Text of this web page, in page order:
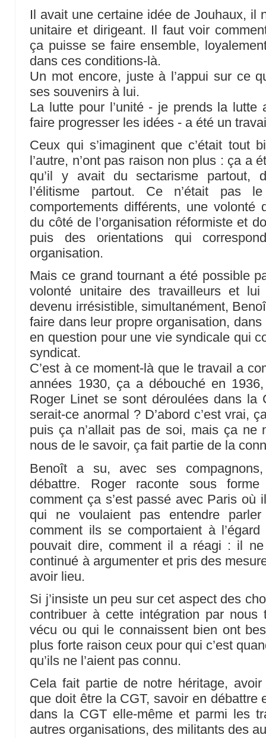
Il avait une certaine idée de Jouhaux, il
unitaire et dirigeant. Il faut voir
ça puisse se faire ensemble,
dans ces conditions-là.
Un mot encore, juste à l’appui sur ce
ses souvenirs à lui.
La lutte pour l’unité - je prends la lutte
faire progresser les idées - a été un
Ceux qui s’imaginent que c’était tout
l’autre, n’ont pas raison non plus : ça a
qu’il y avait du sectarisme partout,
l’élitisme partout. Ce n’était pas
comportements différents, une volonté
du côté de l’organisation réformiste et
puis des orientations qui
organisation.
Mais ce grand tournant a été possible
volonté unitaire des travailleurs et
devenu irrésistible, simultanément,
faire dans leur propre organisation,
en question pour une vie syndicale qui
syndicat.
C’est à ce moment-là que le travail a
années 1930, ça a débouché en
Roger Linet se sont déroulées dans la
serait-ce anormal ? D’abord c’est vrai,
puis ça n’allait pas de soi, mais ça ne
nous de le savoir, ça fait partie de la
Benoît a su, avec ses
débattre. Roger raconte sous forme
comment ça s’est passé avec Paris où
qui ne voulaient pas entendre
comment ils se comportaient à
pouvait dire, comment il a réagi : il
continué à argumenter et pris des
avoir lieu.
Si j’insiste un peu sur cet aspect des
contribuer à cette intégration par nous
vécu ou qui le connaissent bien ont
plus forte raison ceux pour qui c’est
qu’ils ne l’aient pas connu.
Cela fait partie de notre héritage,
que doit être la CGT, savoir en débattre
dans la CGT elle-même et parmi les
autres organisations, des militants des